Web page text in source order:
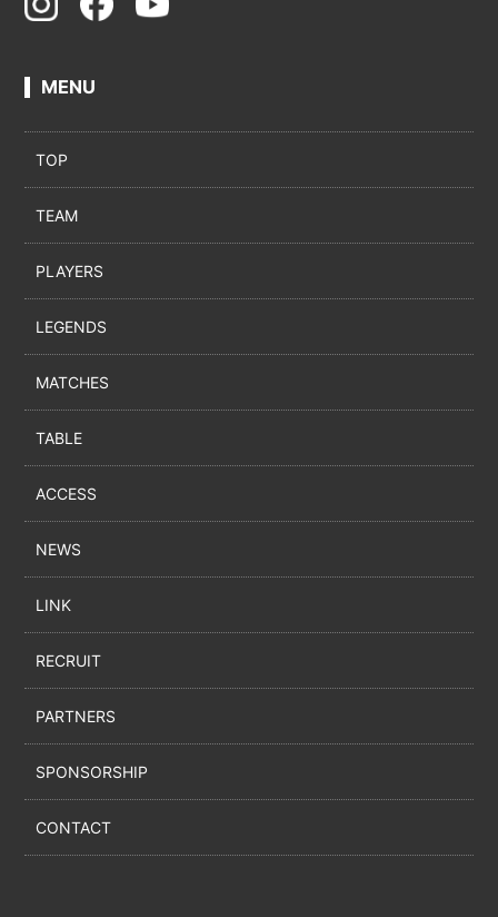
MENU
TOP
TEAM
PLAYERS
LEGENDS
MATCHES
TABLE
ACCESS
NEWS
LINK
RECRUIT
PARTNERS
SPONSORSHIP
CONTACT